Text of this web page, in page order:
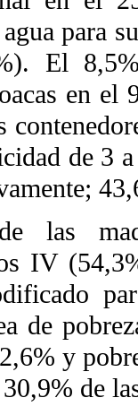
para
El
en el
de 3
las
IV
de
y
de